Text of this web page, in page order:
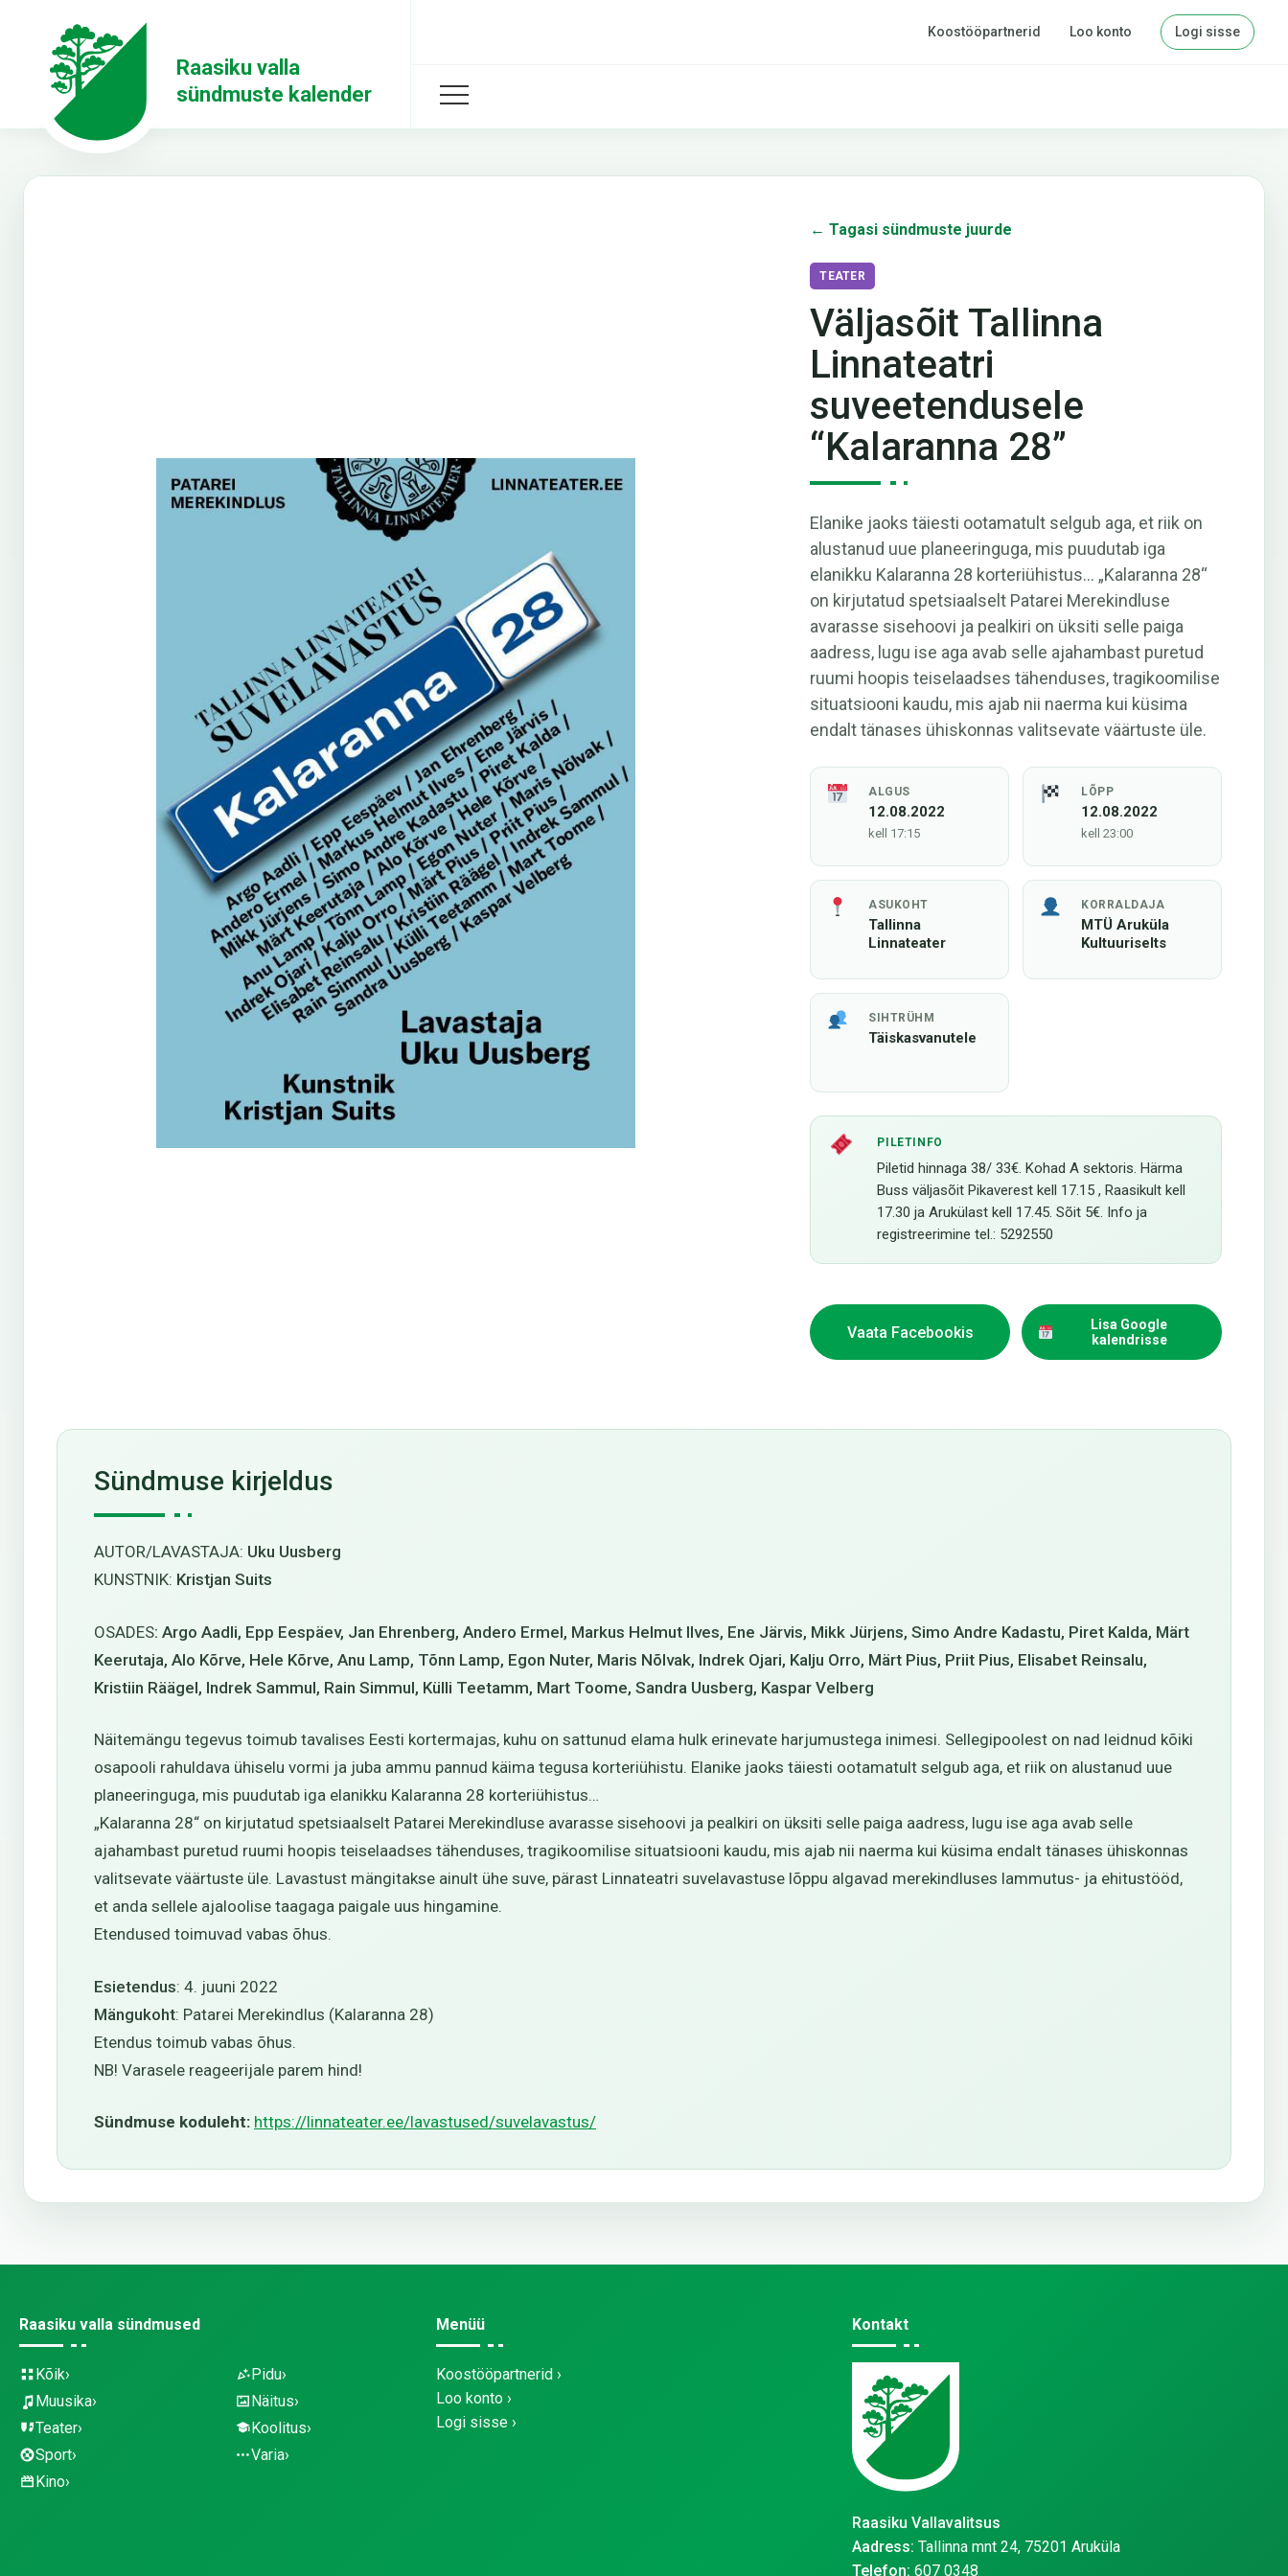
Raasiku valla
sündmuste kalender
Koostööpartnerid Loo konto Logi sisse
← Tagasi sündmuste juurde
TEATER
Väljasõit Tallinna
Linnateatri
suveetendusele
“Kalaranna 28”
Elanike jaoks täiesti ootamatult selgub aga, et riik on
alustanud uue planeeringuga, mis puudutab iga
elanikku Kalaranna 28 korteriühistus... „Kalaranna 28“
on kirjutatud spetsiaalselt Patarei Merekindluse
avarasse sisehoovi ja pealkiri on üksiti selle paiga
aadress, lugu ise aga avab selle ajahambast puretud
ruumi hoopis teiselaadses tähenduses, tragikoomilise
situatsiooni kaudu, mis ajab nii naerma kui küsima
endalt tänases ühiskonnas valitsevate väärtuste üle.
ALGUS
12.08.2022
kell 17:15
LÕPP
12.08.2022
kell 23:00
ASUKOHT
Tallinna
Linnateater
KORRALDAJA
MTÜ Aruküla
Kultuuriselts
SIHTRÜHM
Täiskasvanutele
PILETINFO
Piletid hinnaga 38/ 33€. Kohad A sektoris. Härma
Buss väljasõit Pikaverest kell 17.15 , Raasikult kell
17.30 ja Arukülast kell 17.45. Sõit 5€. Info ja
registreerimine tel.: 5292550
Vaata Facebookis
Lisa Google
kalendrisse
Sündmuse kirjeldus
AUTOR/LAVASTAJA: Uku Uusberg
KUNSTNIK: Kristjan Suits
OSADES: Argo Aadli, Epp Eespäev, Jan Ehrenberg, Andero Ermel, Markus Helmut Ilves, Ene Järvis, Mikk Jürjens, Simo Andre Kadastu, Piret Kalda, Märt
Keerutaja, Alo Kõrve, Hele Kõrve, Anu Lamp, Tõnn Lamp, Egon Nuter, Maris Nõlvak, Indrek Ojari, Kalju Orro, Märt Pius, Priit Pius, Elisabet Reinsalu,
Kristiin Räägel, Indrek Sammul, Rain Simmul, Külli Teetamm, Mart Toome, Sandra Uusberg, Kaspar Velberg
Näitemängu tegevus toimub tavalises Eesti kortermajas, kuhu on sattunud elama hulk erinevate harjumustega inimesi. Sellegipoolest on nad leidnud kõiki
osapooli rahuldava ühiselu vormi ja juba ammu pannud käima tegusa korteriühistu. Elanike jaoks täiesti ootamatult selgub aga, et riik on alustanud uue
planeeringuga, mis puudutab iga elanikku Kalaranna 28 korteriühistus…
„Kalaranna 28“ on kirjutatud spetsiaalselt Patarei Merekindluse avarasse sisehoovi ja pealkiri on üksiti selle paiga aadress, lugu ise aga avab selle
ajahambast puretud ruumi hoopis teiselaadses tähenduses, tragikoomilise situatsiooni kaudu, mis ajab nii naerma kui küsima endalt tänases ühiskonnas
valitsevate väärtuste üle. Lavastust mängitakse ainult ühe suve, pärast Linnateatri suvelavastuse lõppu algavad merekindluses lammutus- ja ehitustööd,
et anda sellele ajaloolise taagaga paigale uus hingamine.
Etendused toimuvad vabas õhus.
Esietendus: 4. juuni 2022
Mängukoht: Patarei Merekindlus (Kalaranna 28)
Etendus toimub vabas õhus.
NB! Varasele reageerijale parem hind!
Sündmuse koduleht: https://linnateater.ee/lavastused/suvelavastus/
Raasiku valla sündmused
Kõik
Muusika
Teater
Sport
Kino
Pidu
Näitus
Koolitus
Varia
Menüü
Koostööpartnerid
Loo konto
Logi sisse
Kontakt
Raasiku Vallavalitsus
Aadress: Tallinna mnt 24, 75201 Aruküla
Telefon: 607 0348